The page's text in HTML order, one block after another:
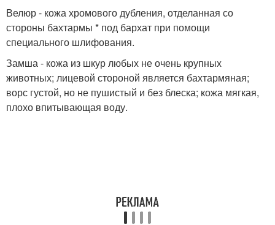
Велюр - кожа хромового дубления, отделанная со
стороны бахтармы * под бархат при помощи
специального шлифования.
Замша - кожа из шкур любых не очень крупных
животных; лицевой стороной является бахтармяная;
ворс густой, но не пушистый и без блеска; кожа мягкая,
плохо впитывающая воду.